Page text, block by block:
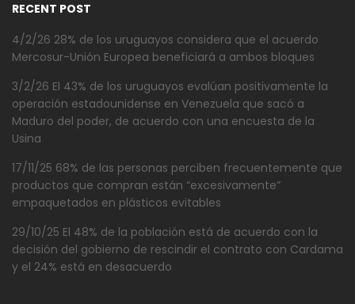
RECENT POST
4/2/26 28% de los uruguayos considera que el acuerdo
Mercosur-Unión Europea beneficiará a ambos bloques
3/2/26 El 43% de los uruguayos evalúan positivamente la
operación estadounidense en Venezuela que sacó a
Maduro del poder, de acuerdo con una encuesta de la
Usina
17/11/25 68% de las personas perciben frecuentemente que
productos que compran están “excesivamente”
empaquetados en plásticos evitables
29/10/25 El 48% de la población está de acuerdo con la
decisión del gobierno de rescindir el contrato con Cardama
y el 24% está en desacuerdo